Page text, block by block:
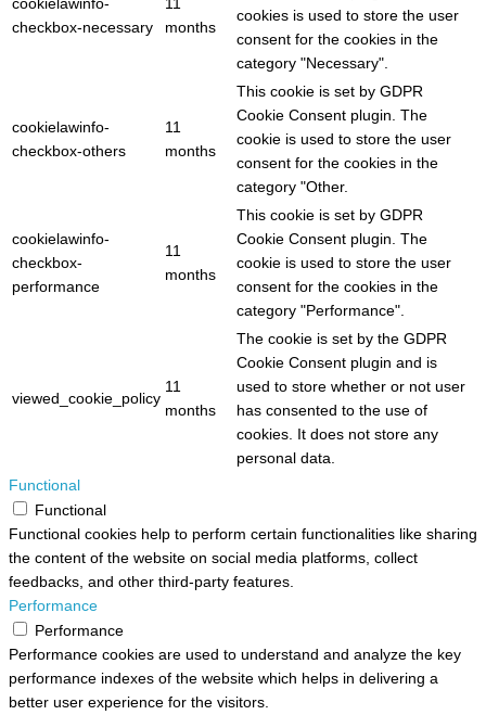
cookielawinfo-
checkbox-necessary
11
months
cookies is used to store the user
consent for the cookies in the
category "Necessary".
cookielawinfo-
checkbox-others
11
months
This cookie is set by GDPR
Cookie Consent plugin. The
cookie is used to store the user
consent for the cookies in the
category "Other.
cookielawinfo-
checkbox-
performance
11
months
This cookie is set by GDPR
Cookie Consent plugin. The
cookie is used to store the user
consent for the cookies in the
category "Performance".
viewed_cookie_policy
11
months
The cookie is set by the GDPR
Cookie Consent plugin and is
used to store whether or not user
has consented to the use of
cookies. It does not store any
personal data.
Functional
Functional
Functional cookies help to perform certain functionalities like sharing
the content of the website on social media platforms, collect
feedbacks, and other third-party features.
Performance
Performance
Performance cookies are used to understand and analyze the key
performance indexes of the website which helps in delivering a
better user experience for the visitors.